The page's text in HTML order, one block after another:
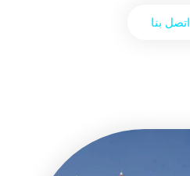
اتصل بنا